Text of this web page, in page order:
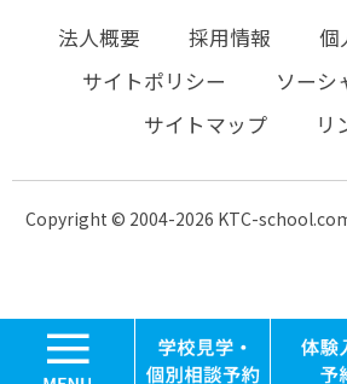
学
法人概要 採用情報
個
サイトポリシー
ソーシ
サイトマップ
リ
Copyright © 2004-2026 KTC-